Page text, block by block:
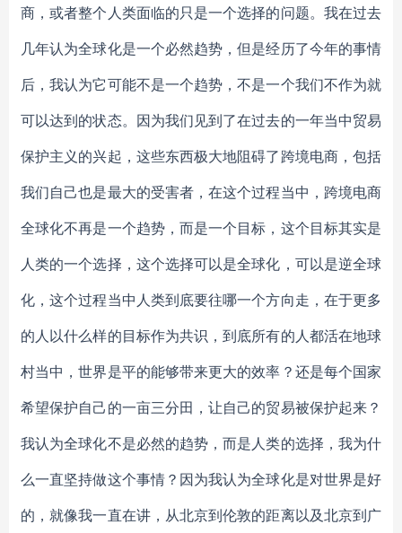
商，或者整个人类面临的只是一个选择的问题。我在过去
几年认为全球化是一个必然趋势，但是经历了今年的事情
后，我认为它可能不是一个趋势，不是一个我们不作为就
可以达到的状态。因为我们见到了在过去的一年当中贸易
保护主义的兴起，这些东西极大地阻碍了跨境电商，包括
我们自己也是最大的受害者，在这个过程当中，跨境电商
全球化不再是一个趋势，而是一个目标，这个目标其实是
人类的一个选择，这个选择可以是全球化，可以是逆全球
化，这个过程当中人类到底要往哪一个方向走，在于更多
的人以什么样的目标作为共识，到底所有的人都活在地球
村当中，世界是平的能够带来更大的效率？还是每个国家
希望保护自己的一亩三分田，让自己的贸易被保护起来？
我认为全球化不是必然的趋势，而是人类的选择，我为什
么一直坚持做这个事情？因为我认为全球化是对世界是好
的，就像我一直在讲，从北京到伦敦的距离以及北京到广